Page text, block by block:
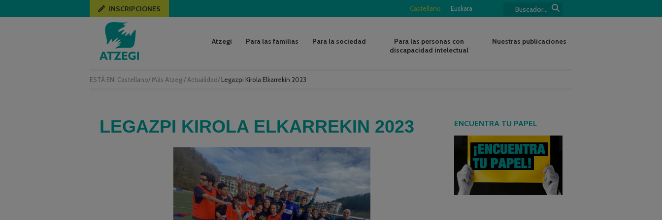
ESTÁ EN: Castellano/ Más Atzegi/ Actualidad/ Legazpi Kirola Elkarrekin 2023
Castellano Euskara
INSCRIPCIONES
Atzegi Para las familias Para la sociedad
Para las personas con
discapacidad intelectual
Nuestras publicaciones
LEGAZPI KIROLA ELKARREKIN 2023 ENCUENTRA TU PAPEL